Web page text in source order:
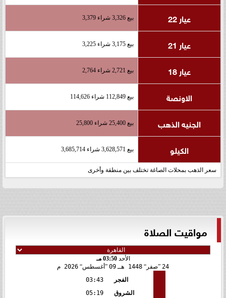
عيار 22 بيع 3,326 شراء 3,379
عيار 21 بيع 3,175 شراء 3,225
عيار 18 بيع 2,721 شراء 2,764
الاونصة بيع 112,849 شراء 114,626
الجنيه الذهب بيع 25,400 شراء 25,800
الكيلو بيع 3,628,571 شراء 3,685,714
سعر الذهب بمحلات الصاغة تختلف بين منطقة وأخرى
مواقيت الصلاة
الأحد03:50 مـ
24 صفر 1448 هـ 09 أغسطس 2026 م
الفجر
03:43
الشروق
05:19